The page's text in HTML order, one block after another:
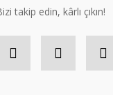
takip edin, kârlı çıkın!